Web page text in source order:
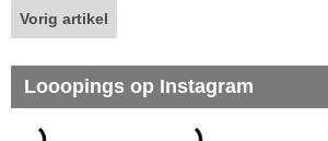
Vorig artikel
Looopings op Instagram